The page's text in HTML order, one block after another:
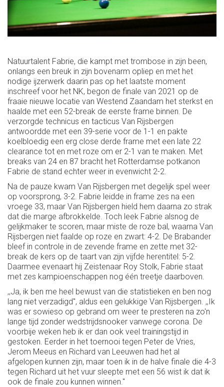
Natuurtalent Fabrie, die kampt met trombose in zijn been,
onlangs een breuk in zijn bovenarm opliep en met het
nodige ijzerwerk daarin pas op het laatste moment
inschreef voor het NK, begon de finale van 2021 op de
fraaie nieuwe locatie van Westend Zaandam het sterkst en
haalde met een 52-break de eerste frame binnen. De
verzorgde technicus en tacticus Van Rijsbergen
antwoordde met een 39-serie voor de 1-1 en pakte
koelbloedig een erg close derde frame met een late 22
clearance tot en met roze om er 2-1 van te maken. Met
breaks van 24 en 87 bracht het Rotterdamse potkanon
Fabrie de stand echter weer in evenwicht 2-2.
Na de pauze kwam Van Rijsbergen met degelijk spel weer
op voorsprong, 3-2. Fabrie leidde in frame zes na een
vroege 33, maar Van Rijsbergen hield hem daarna zo strak
dat die marge afbrokkelde. Toch leek Fabrie alsnog de
gelijkmaker te scoren, maar miste de roze bal, waarna Van
Rijsbergen niet faalde op roze en zwart: 4-2. De Brabander
bleef in controle in de zevende frame en zette met 32-
break de kers op de taart van zijn vijfde herentitel: 5-2.
Daarmee evenaart hij Zeistenaar Roy Stolk, Fabrie staat
met zes kampioenschappen nog één treetje daarboven.
,,Ja, ik ben me heel bewust van die statistieken en ben nog
lang niet verzadigd", aldus een gelukkige Van Rijsbergen. ,,Ik
was er sowieso op gebrand om weer te presteren na zo'n
lange tijd zonder wedstrijdsnooker vanwege corona. De
voorbije weken heb ik er dan ook veel trainingstijd in
gestoken. Eerder in het toernooi tegen Peter de Vries,
Jerom Meeus en Richard van Leeuwen had het al
afgelopen kunnen zijn, maar toen ik in de halve finale die 4-3
tegen Richard uit het vuur sleepte met een 56 wist ik dat ik
ook de finale zou kunnen winnen."